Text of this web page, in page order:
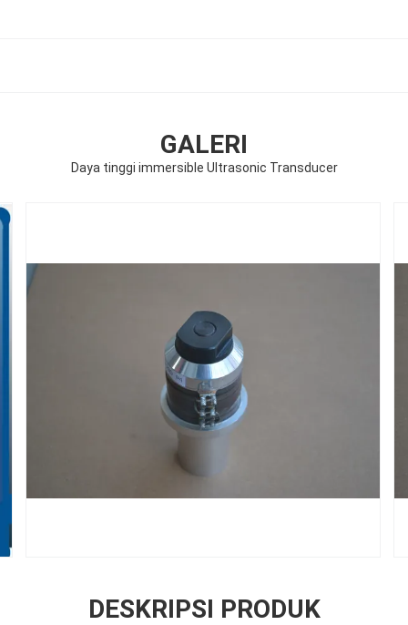
GALERI
Daya tinggi immersible Ultrasonic Transducer
DESKRIPSI PRODUK